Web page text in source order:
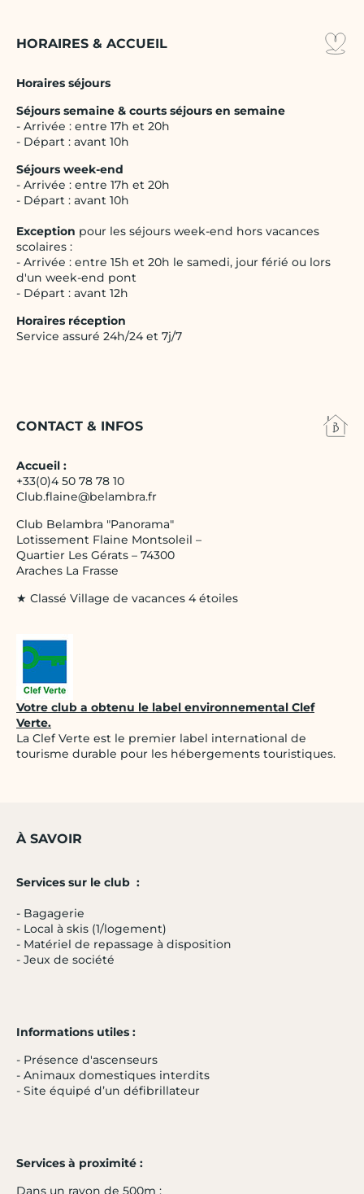
HORAIRES & ACCUEIL
Horaires séjours
Séjours semaine & courts séjours en semaine
- Arrivée : entre 17h et 20h
- Départ : avant 10h
Séjours week-end
- Arrivée : entre 17h et 20h
- Départ : avant 10h
Exception pour les séjours week-end hors vacances
scolaires :
- Arrivée : entre 15h et 20h le samedi, jour férié ou lors
d'un week-end pont
- Départ : avant 12h
Horaires réception
Service assuré 24h/24 et 7j/7
CONTACT & INFOS
Accueil :
+33(0)4 50 78 78 10
Club.flaine@belambra.fr
Club Belambra "Panorama"
Lotissement Flaine Montsoleil –
Quartier Les Gérats – 74300
Araches La Frasse
★ Classé Village de vacances 4 étoiles
Votre club a obtenu le label environnemental Clef
Verte.
La Clef Verte est le premier label international de
tourisme durable pour les hébergements touristiques.
À SAVOIR
Services sur le club :
- Bagagerie
- Local à skis (1/logement)
- Matériel de repassage à disposition
- Jeux de société
Informations utiles :
- Présence d'ascenseurs
- Animaux domestiques interdits
- Site équipé d’un défibrillateur
Services à proximité :
Dans un rayon de 500m :
- 20 %
ARC 1800